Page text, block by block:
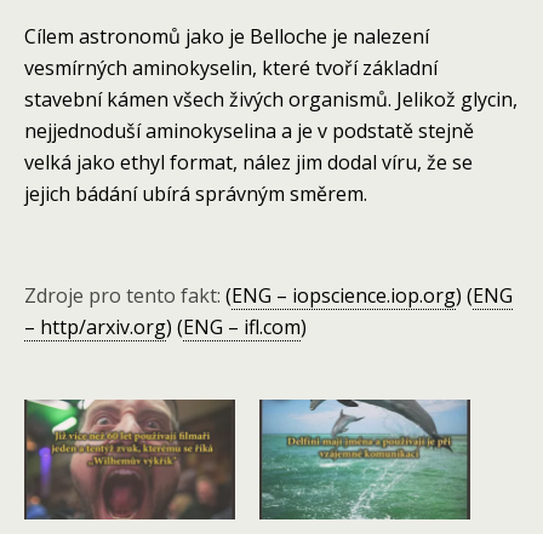
Cílem astronomů jako je Belloche je nalezení
vesmírných aminokyselin, které tvoří základní
stavební kámen všech živých organismů. Jelikož glycin,
nejjednoduší aminokyselina a je v podstatě stejně
velká jako ethyl format, nález jim dodal víru, že se
jejich bádání ubírá správným směrem.
Zdroje pro tento fakt: (ENG – iopscience.iop.org) (ENG
– http/arxiv.org) (ENG – ifl.com)